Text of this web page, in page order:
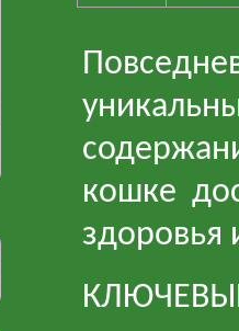
кошке
здоровья